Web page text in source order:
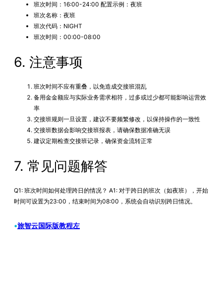
班次时间：16:00-24:00 配置示例：夜班
班次名称：夜班
班次代码：NIGHT
班次时间：00:00-08:00
6. 注意事项
班次时间不应有重叠，以免造成交接班混乱
备用金金额应与实际业务需求相符，过多或过少都可能影响运营效
率
交接班规则一旦设置，建议不要频繁修改，以保持操作的一致性
交接班数据会影响交接班报表，请确保数据准确无误
建议定期检查交接班记录，确保资金流转正常
7. 常见问题解答
Q1: 班次时间如何处理跨日的情况？ A1: 对于跨日的班次（如夜班），开始
时间可设置为23:00，结束时间为08:00，系统会自动识别跨日情况。
•旅智云国际版教程左